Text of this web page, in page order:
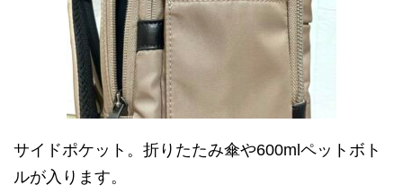
サイドポケット。折りたたみ傘や600mlペットボト
ルが入ります。